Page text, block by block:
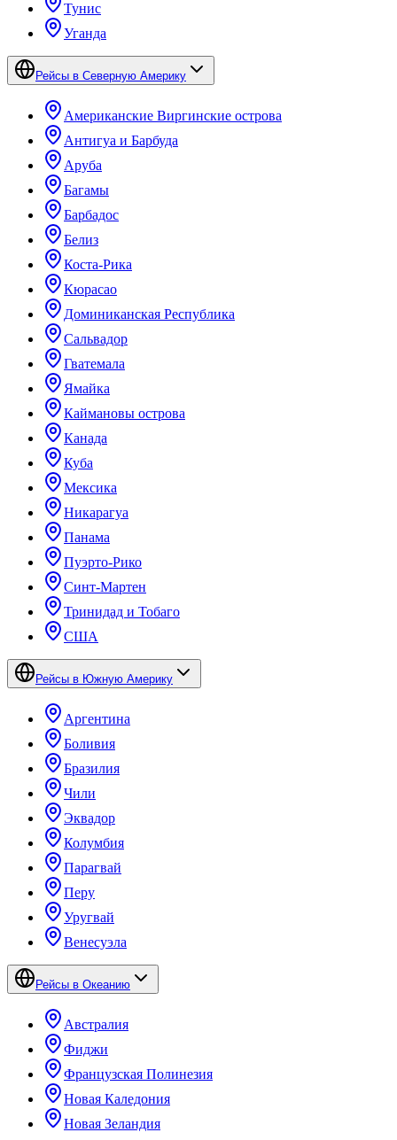
Тунис
Уганда
Рейсы в Северную Америку
Американские Виргинские острова
Антигуа и Барбуда
Аруба
Багамы
Барбадос
Белиз
Коста-Рика
Кюрасао
Доминиканская Республика
Сальвадор
Гватемала
Ямайка
Каймановы острова
Канада
Куба
Мексика
Никарагуа
Панама
Пуэрто-Рико
Синт-Мартен
Тринидад и Тобаго
США
Рейсы в Южную Америку
Аргентина
Боливия
Бразилия
Чили
Эквадор
Колумбия
Парагвай
Перу
Уругвай
Венесуэла
Рейсы в Океанию
Австралия
Фиджи
Французская Полинезия
Новая Каледония
Новая Зеландия